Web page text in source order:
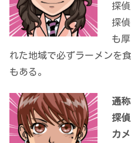
探
探
も
れた地域で必ずラーメンを
もある。
通
探
カ